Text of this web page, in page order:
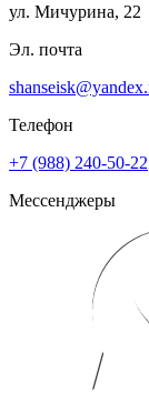
ул. Мичурина, 22
Эл. почта
Телефон
+7 (988) 240-50-22
Мессенджеры